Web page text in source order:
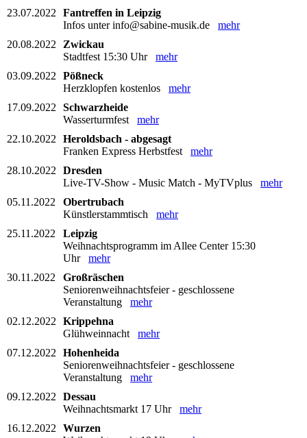
23.07.2022
Fantreffen in Leipzig
Infos unter info@sabine-musik.de mehr
20.08.2022
Zwickau
Stadtfest 15:30 Uhr mehr
03.09.2022
Pößneck
Herzklopfen kostenlos mehr
17.09.2022
Schwarzheide
Wasserturmfest mehr
22.10.2022
Heroldsbach - abgesagt
Franken Express Herbstfest mehr
28.10.2022
Dresden
Live-TV-Show - Music Match - MyTVplus mehr
05.11.2022
Obertrubach
Künstlerstammtisch mehr
25.11.2022
Leipzig
Weihnachtsprogramm im Allee Center 15:30
Uhr mehr
30.11.2022
Großräschen
Seniorenweihnachtsfeier - geschlossene
Veranstaltung mehr
02.12.2022
Krippehna
Glühweinnacht mehr
07.12.2022
Hohenheida
Seniorenweihnachtsfeier - geschlossene
Veranstaltung mehr
09.12.2022
Dessau
Weihnachtsmarkt 17 Uhr mehr
16.12.2022
Wurzen